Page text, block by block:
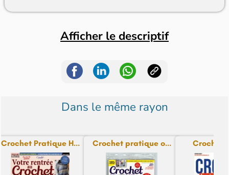
Afficher le descriptif
Dans le même rayon
Crochet Pratique H... Crochet pratique o... Crochet